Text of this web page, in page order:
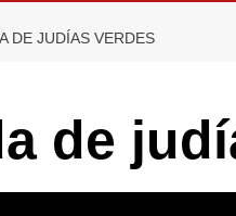
DE JUDÍAS VERDES
de